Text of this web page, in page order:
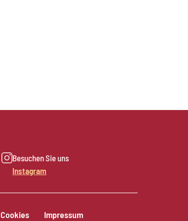
Besuchen Sie uns
Instagram
Cookies Impressum